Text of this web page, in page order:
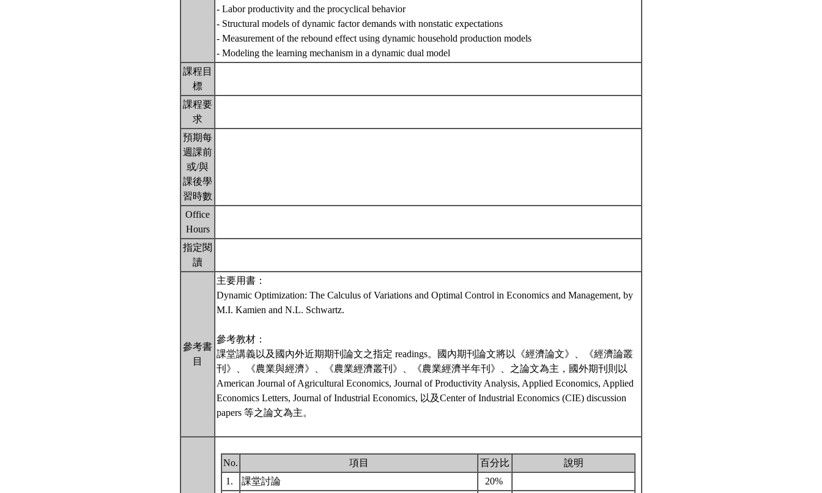
- Labor productivity and the procyclical behavior
- Structural models of dynamic factor demands with nonstatic expectations
- Measurement of the rebound effect using dynamic household production models
- Modeling the learning mechanism in a dynamic dual model
課程目
標
課程要
求
預期每
週課前
或/與
課後學
習時數
Office
Hours
指定閱
讀
參考書
目
主要用書：
Dynamic Optimization: The Calculus of Variations and Optimal Control in Economics and Management, by
M.I. Kamien and N.L. Schwartz.
參考教材：
課堂講義以及國內外近期期刊論文之指定 readings。國內期刊論文將以《經濟論文》、《經濟論叢
刊》、《農業與經濟》、《農業經濟叢刊》、《農業經濟半年刊》、之論文為主，國外期刊則以
American Journal of Agricultural Economics, Journal of Productivity Analysis, Applied Economics, Applied
Economics Letters, Journal of Industrial Economics, 以及Center of Industrial Economics (CIE) discussion
papers 等之論文為主。
No. 項目 百分比
說明
1.
課堂討論 20%